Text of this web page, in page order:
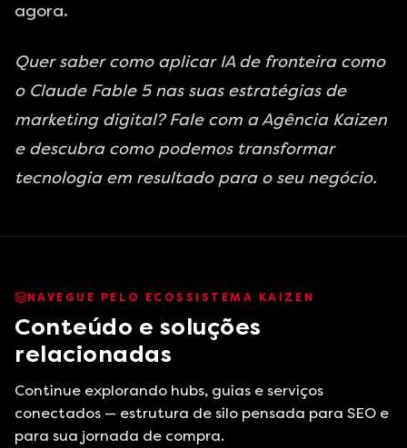
agora.
Quer saber como aplicar IA de fronteira como
o Claude Fable 5 nas suas estratégias de
marketing digital? Fale com a Agência Kaizen
e descubra como podemos transformar
tecnologia em resultado para o seu negócio.
NAVEGUE PELO ECOSSISTEMA KAIZEN
Conteúdo e soluções
relacionadas
Continue explorando hubs, guias e serviços
conectados — estrutura de silo pensada para SEO e
para sua jornada de compra.